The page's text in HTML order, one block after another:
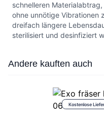
schnelleren
ohne unnötige Vibrationen
dreifach längere
sterilisiert und desinfiziert
Press to skip carousel
Andere kauften auch
Kostenlose